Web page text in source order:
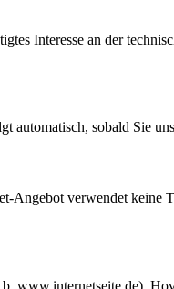
Interesse an der
automatisch, sobald Sie
verwendet keine
www.internetseite.de),